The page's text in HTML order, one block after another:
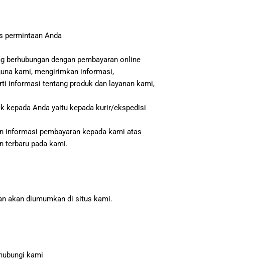
permintaan Anda
dengan pembayaran online
kami, mengirimkan informasi,
informasi tentang produk dan layanan kami,
kepada Anda yaitu kepada kurir/ekspedisi
informasi pembayaran kepada kami atas
terbaru pada kami.
akan diumumkan di situs kami.
kami